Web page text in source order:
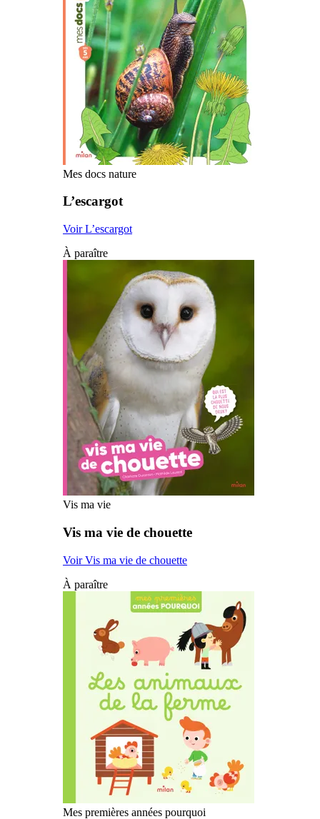
Mes docs nature
L’escargot
Voir L’escargot
À paraître
Vis ma vie
Vis ma vie de chouette
Voir Vis ma vie de chouette
À paraître
Mes premières années pourquoi